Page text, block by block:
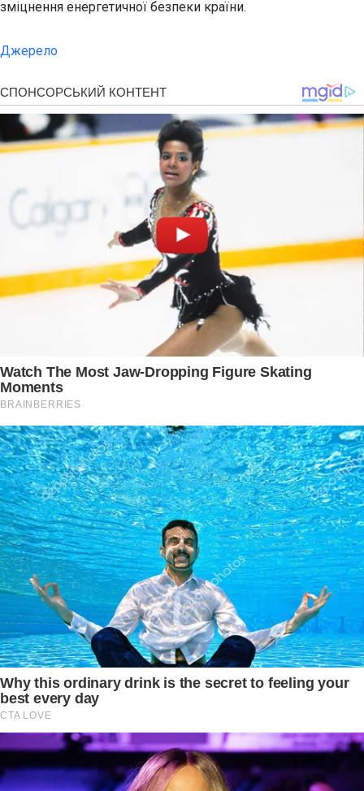
зміцнення енергетичної безпеки країни.
Джерело